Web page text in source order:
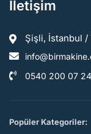
İletişim
Şişli, İstanbul /
0540 200 07 24
Popüler Kategoriler: